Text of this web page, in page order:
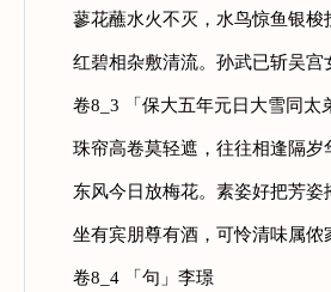
蓼花蘸水火不灭，水鸟惊鱼银梭
红碧相杂敷清流。孙武已斩吴宫
卷8_3 「保大五年元日大雪同太
珠帘高卷莫轻遮，往往相逢隔岁
东风今日放梅花。素姿好把芳姿
坐有宾朋尊有酒，可怜清味属侬
卷8_4 「句」李璟